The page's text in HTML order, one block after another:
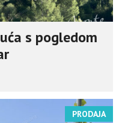
s pogledom
PRODAJA